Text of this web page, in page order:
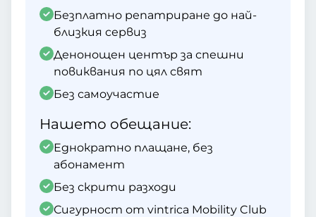
Безплатно репатриране до най-
близкия сервиз
Денонощен център за спешни
повиквания по цял свят
Без самоучастие
Нашето обещание:
Еднократно плащане, без
абонамент
Без скрити разходи
Сигурност от vintrica Mobility Club